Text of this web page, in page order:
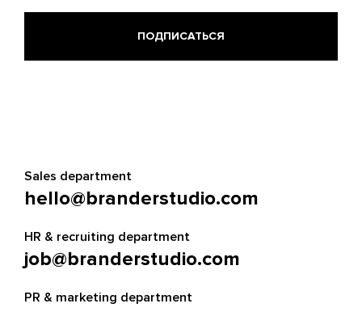
Sales department
hello@branderstudio.com
HR & recruiting department
job@branderstudio.com
PR & marketing department